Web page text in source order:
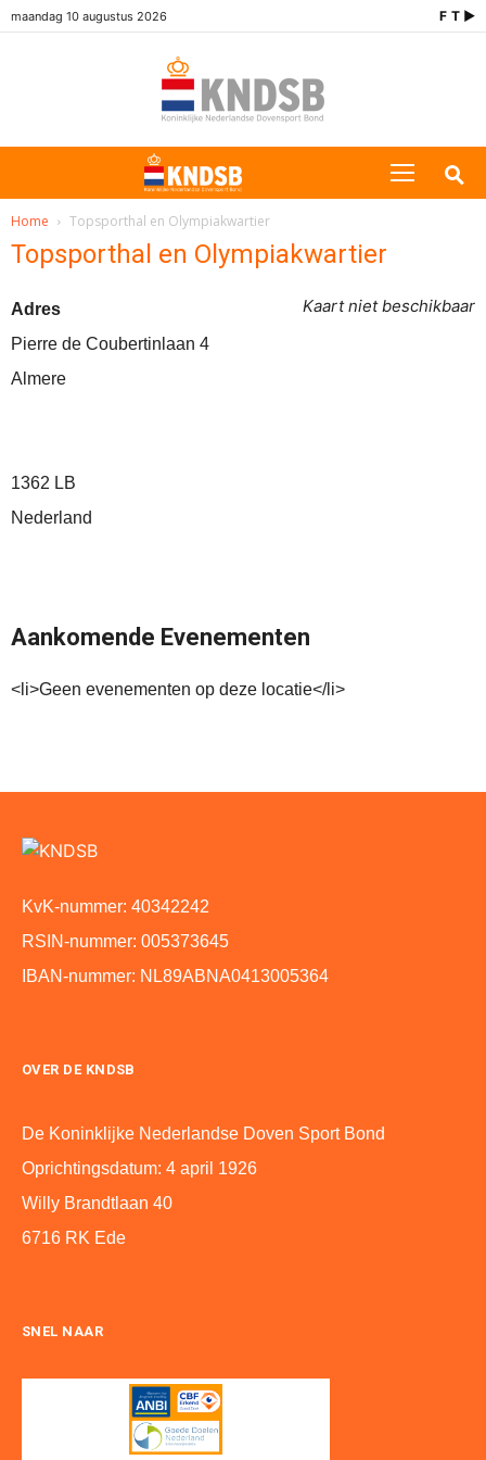
maandag 10 augustus 2026 F T ▶
Menu
Home Topsporthal en Olympiakwartier
Topsporthal en Olympiakwartier
Kaart niet beschikbaar
Adres
Pierre de Coubertinlaan 4
Almere
1362 LB
Nederland
Aankomende Evenementen
<li>Geen evenementen op deze locatie</li>
KvK-nummer: 40342242
RSIN-nummer: 005373645
IBAN-nummer: NL89ABNA0413005364
OVER DE KNDSB
De Koninklijke Nederlandse Doven Sport Bond
Oprichtingsdatum: 4 april 1926
Willy Brandtlaan 40
6716 RK Ede
SNEL NAAR